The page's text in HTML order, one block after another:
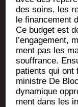
des soins, les
le finan­ce­ment
Ce bud­get est
l’engagement,
ment pas les
souf­france.
patients qui ont
ministre De
dyna­mique
ment dans les